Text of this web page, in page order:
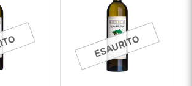
ESAURITO